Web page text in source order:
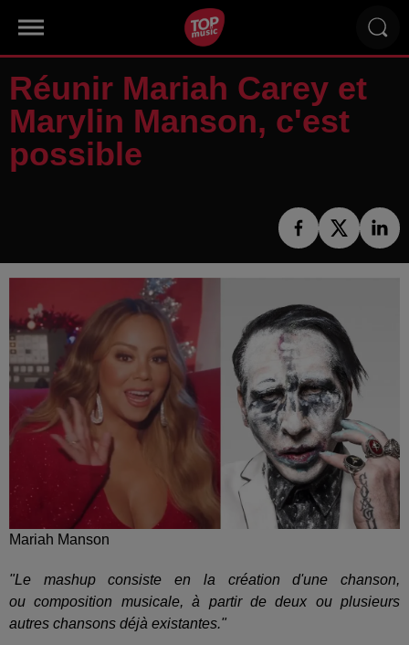
Réunir Mariah Carey et
Marylin Manson, c'est
possible
Mariah Manson
"Le mashup consiste en la création d'une chanson,
ou composition musicale, à partir de deux ou plusieurs
autres chansons déjà existantes."